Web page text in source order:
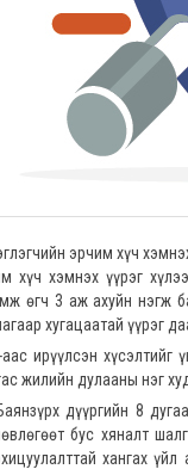
эрчим хүч
хүч хэмнэх үүрэг
өгч 3 аж ахуйн нэгж
хугацаатай үүрэг
ирүүлсэн хүсэлтийг
жилийн дулааны нэг
дүүргийн 8
бус хяналт
хангах